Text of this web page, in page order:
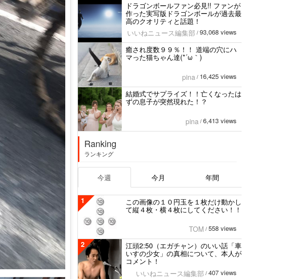
ドラゴンボールファン必見!! ファンが
作った実写版ドラゴンボールが過去最
高のクオリティと話題！
いいねニュース編集部 / 93,068 views
癒され度数９９％！！ 道端の穴にハ
マった猫ちゃん達(*´ω｀)
pina / 16,425 views
結婚式でサプライズ！！亡くなったは
ずの息子が突然現れた！？
pina / 6,413 views
Ranking
ランキング
今週 今月 年間
1
この画像の１０円玉を１枚だけ動かし
て縦４枚・横４枚にしてください！！
TOM / 558 views
2
江頭2:50（エガチャン）のいい話「車
いすの少女」の真相について、本人が
コメント！
いいねニュース編集部 / 407 views